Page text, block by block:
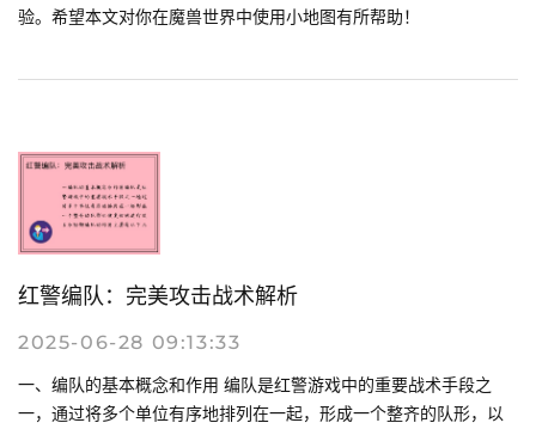
验。希望本文对你在魔兽世界中使用小地图有所帮助！
红警编队：完美攻击战术解析
2025-06-28 09:13:33
一、编队的基本概念和作用 编队是红警游戏中的重要战术手段之
一，通过将多个单位有序地排列在一起，形成一个整齐的队形，以